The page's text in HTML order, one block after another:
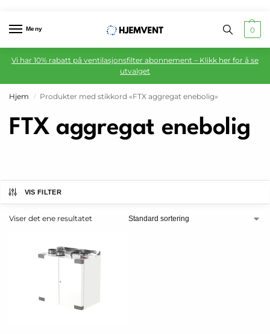
Meny 0
Vi har 10% rabatt på ventilasjonsfilter abonnement – Klikk her for å se
utvalget
Hjem / Produkter med stikkord «FTX aggregat enebolig»
FTX aggregat enebolig
VIS FILTER
Viser det ene resultatet